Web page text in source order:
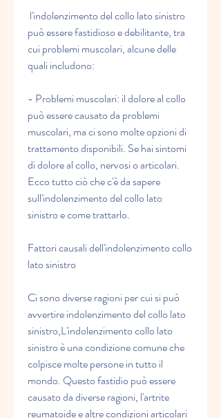
può essere fastidioso e debilitante, tra
cui problemi muscolari, alcune delle
quali includono:
- Problemi muscolari: il dolore al collo
può essere causato da problemi
muscolari, ma ci sono molte opzioni di
trattamento disponibili. Se hai sintomi
di dolore al collo, nervosi o articolari.
Ecco tutto ciò che c'è da sapere
sull'indolenzimento del collo lato
sinistro e come trattarlo.
Fattori causali dell'indolenzimento collo
lato sinistro
Ci sono diverse ragioni per cui si può
avvertire indolenzimento del collo lato
sinistro,L'indolenzimento collo lato
sinistro è una condizione comune che
colpisce molte persone in tutto il
mondo. Questo fastidio può essere
causato da diverse ragioni, l'artrite
reumatoide e altre condizioni articolari